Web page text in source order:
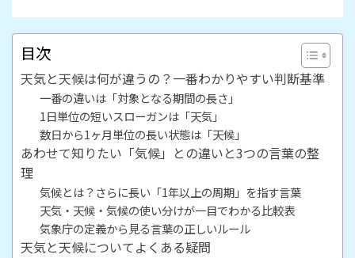
目次
天気と天候は何が違うの？一番わかりやすい判断基準
一番の違いは「対象となる期間の長さ」
1日単位の短いスローガンは「天気」
数日から1ヶ月単位の長い状態は「天候」
あわせて知りたい「気候」との違いと3つの言葉の整
理
気候とは？さらに長い「1年以上の周期」を指す言葉
天気・天候・気候の使い分けが一目でわかる比較表
気象庁の定義から見る言葉の正しいルール
天気と天候についてよくある疑問